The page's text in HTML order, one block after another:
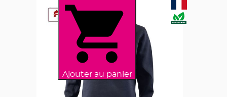
Ajouter au panier